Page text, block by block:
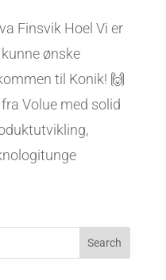
Finsvik Hoel Vi er
ønske
til Konik! 🙌
Volue med solid